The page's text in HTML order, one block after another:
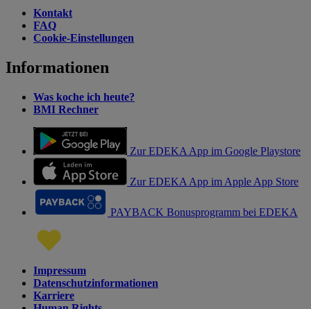
Kontakt
FAQ
Cookie-Einstellungen
Informationen
Was koche ich heute?
BMI Rechner
Zur EDEKA App im Google Playstore
Zur EDEKA App im Apple App Store
PAYBACK Bonusprogramm bei EDEKA
Impressum
Datenschutzinformationen
Karriere